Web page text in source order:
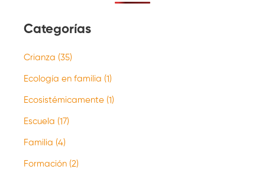
Categorías
Crianza (35)
Ecología en familia (1)
Ecosistémicamente (1)
Escuela (17)
Familia (4)
Formación (2)